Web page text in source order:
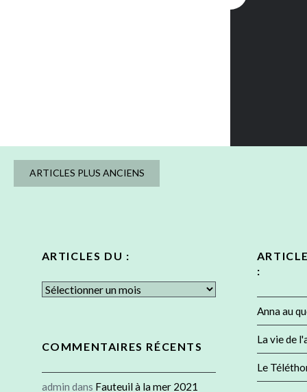
Navigation
ARTICLES PLUS ANCIENS
ARTICLES DU :
Articles
:
Anna au
La vie de
Le
COMMENTAIRES RÉCENTS
admin dans Fauteuil à la mer 2021